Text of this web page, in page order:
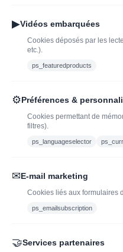
à découvrir| J’adopte un
vin
Caviste en ligne pour
contact@jadopteunvin.fr
▶Vidéos embarquées
Cookies déposés par les
etc.).
ps_featuredproducts
⚙Préférences &
Cookies permettant de
filtres).
ps_languageselector
✉E-mail marketing
Cookies liés aux formulaires
ps_emailsubscription
🤝Services partenaires